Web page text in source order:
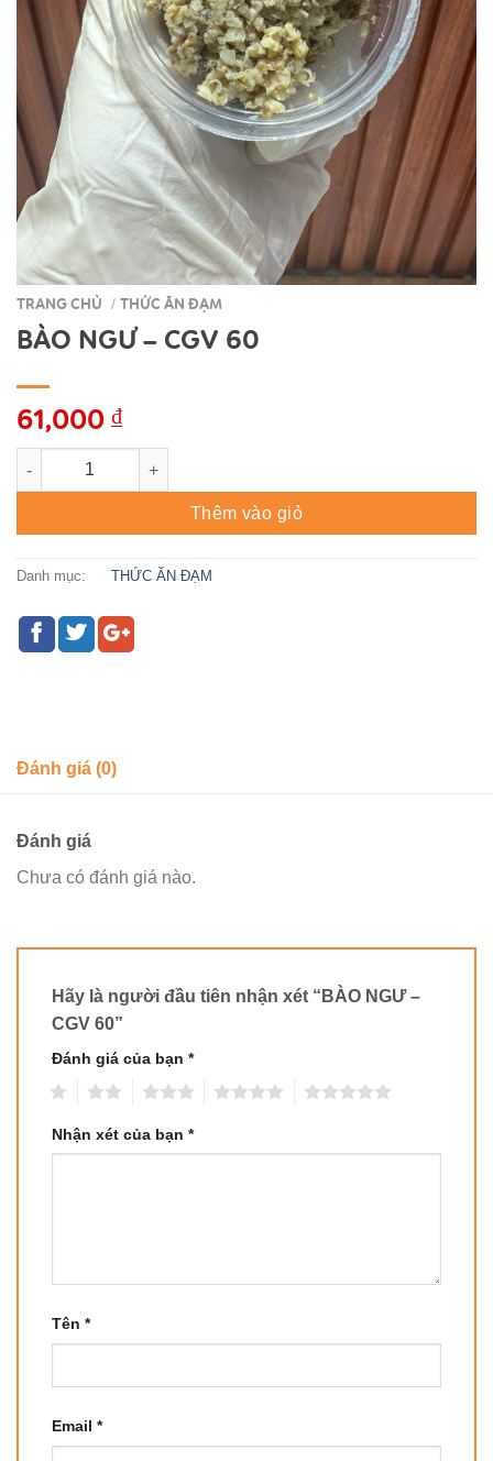
TRANG CHỦ / THỨC ĂN ĐẠM
BÀO NGƯ – CGV 60
61,000 ₫
BÀO NGƯ - CGV 60 số lượng
Thêm vào giỏ
Danh mục: THỨC ĂN ĐẠM
Đánh giá (0)
Đánh giá
Chưa có đánh giá nào.
Hãy là người đầu tiên nhận xét “BÀO NGƯ –
CGV 60”
Đánh giá của bạn *
Nhận xét của bạn *
Tên *
Email *